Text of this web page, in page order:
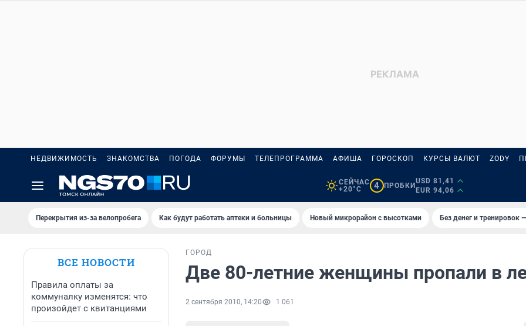
НЕДВИЖИМОСТЬ ЗНАКОМСТВА ПОГОДА ФОРУМЫ ТЕЛЕПРОГРАММА АФИША ГОРОСКОП КУРСЫ ВАЛЮТ ZODY
СЕЙЧАС
+20°C
4 ПРОБКИ
USD 81,41
EUR 94,06
Перекрытия из-за велопробега Как будут работать аптеки и больницы Новый микрорайон с высотками Без денег и тренировок
ВСЕ НОВОСТИ
Правила оплаты за
коммуналку изменятся: что
произойдет с квитанциями
ГОРОД
Две 80-летние женщины пропали в
2 сентября 2010, 14:20 1 061